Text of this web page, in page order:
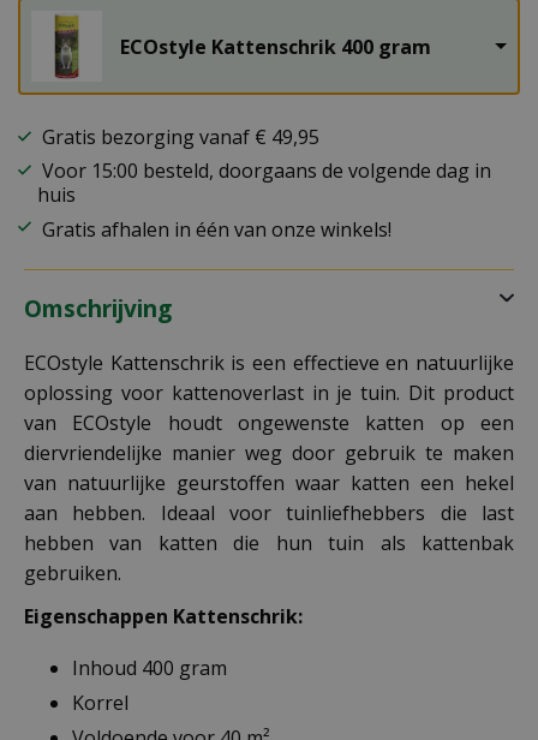
ECOstyle Kattenschrik 400 gram
Gratis bezorging vanaf € 49,95
Voor 15:00 besteld, doorgaans de volgende dag in
huis
Gratis afhalen in één van onze winkels!
Omschrijving
ECOstyle Kattenschrik is een effectieve en natuurlijke
oplossing voor kattenoverlast in je tuin. Dit product
van ECOstyle houdt ongewenste katten op een
diervriendelijke manier weg door gebruik te maken
van natuurlijke geurstoffen waar katten een hekel
aan hebben. Ideaal voor tuinliefhebbers die last
hebben van katten die hun tuin als kattenbak
gebruiken.
Eigenschappen Kattenschrik:
Inhoud 400 gram
Korrel